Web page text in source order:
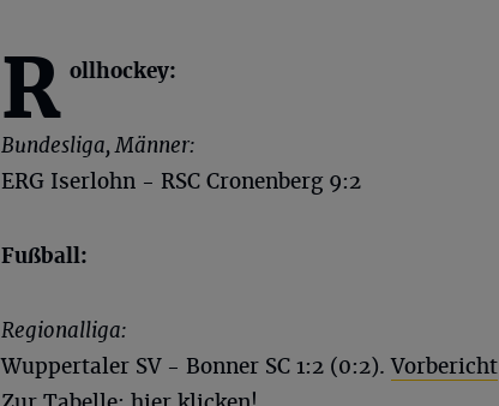
R ollhockey:
Bundesliga, Männer:
ERG Iserlohn - RSC Cronenberg 9:2
Fußball:
Regionalliga:
Wuppertaler SV - Bonner SC 1:2 (0:2).Vorbericht